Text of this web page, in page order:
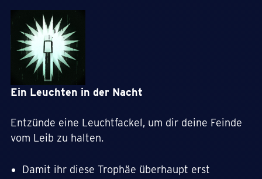
Ein Leuchten in der Nacht
Entzünde eine Leuchtfackel, um dir deine Feinde
vom Leib zu halten.
Damit ihr diese Trophäe überhaupt erst